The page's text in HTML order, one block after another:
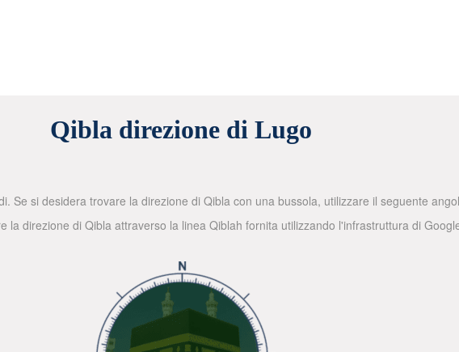
Qibla direzione di Lugo
Se si desidera trovare la direzione di Qibla con una bussola, utilizzare il seguente
la direzione di Qibla attraverso la linea Qiblah fornita utilizzando l'infrastruttura di